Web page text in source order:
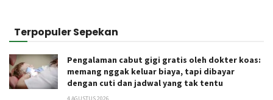
Terpopuler Sepekan
Pengalaman cabut gigi gratis oleh dokter koas:
memang nggak keluar biaya, tapi dibayar
dengan cuti dan jadwal yang tak tentu
4 AGUSTUS 2026